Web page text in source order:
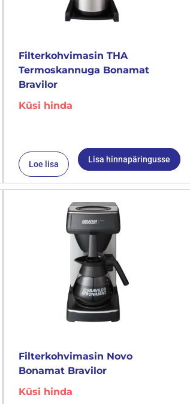
Filterkohvimasin THA
Termoskannuga Bonamat
Bravilor
Küsi hinda
Loe lisa Lisa hinnapäringusse
Filterkohvimasin Novo
Bonamat Bravilor
Küsi hinda